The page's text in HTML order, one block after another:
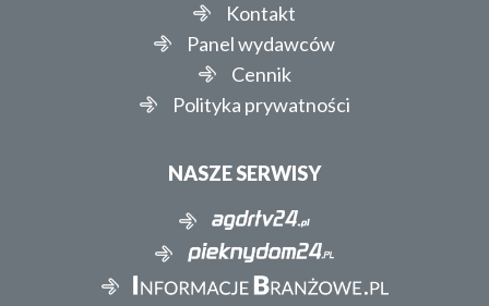
Kontakt
Panel wydawców
Cennik
Polityka prywatności
NASZE SERWISY